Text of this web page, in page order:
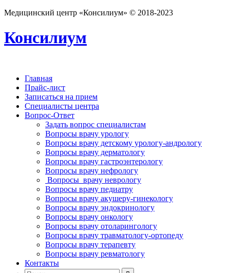
Медицинский центр «Консилиум» © 2018-2023
Консилиум
Главная
Прайс-лист
Записаться на прием
Специалисты центра
Вопрос-Ответ
Задать вопрос специалистам
Вопросы врачу урологу
Вопросы врачу детскому урологу-андрологу
Вопросы врачу дерматологу
Вопросы врачу гастроэнтерологу
Вопросы врачу нефрологу
Вопросы врачу неврологу
Вопросы врачу педиатру
Вопросы врачу акушеру-гинекологу
Вопросы врачу эндокринологу
Вопросы врачу онкологу
Вопросы врачу отоларингологу
Вопросы врачу травматологу-ортопеду
Вопросы врачу терапевту
Вопросы врачу ревматологу
Контакты